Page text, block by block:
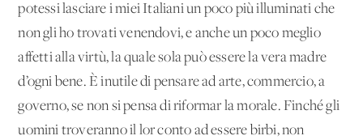
potessi lasciare i miei Italiani un poco più illuminati che
non gli ho trovati venendovi, e anche un poco meglio
affetti alla virtù, la quale sola può essere la vera madre
d’ogni bene. È inutile di pensare ad arte, commercio, a
governo, se non si pensa di riformar la morale. Finché gli
uomini troveranno il lor conto ad essere birbi, non